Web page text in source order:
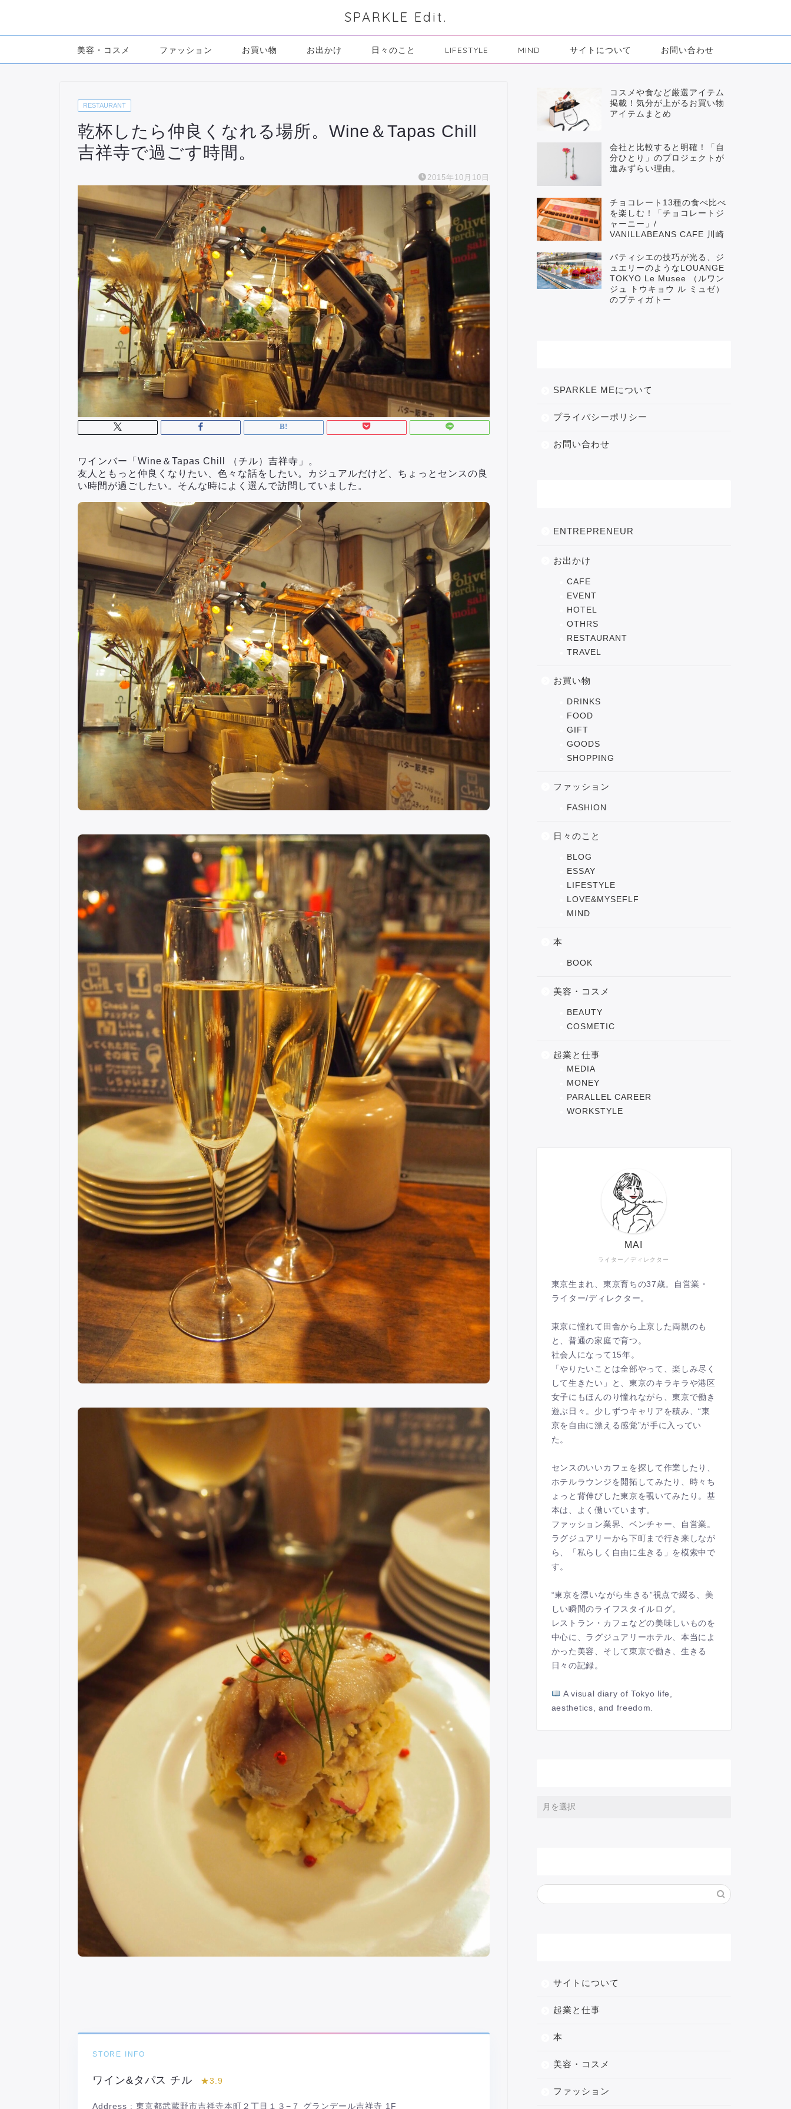
SPARKLE Edit.
美容・コスメ ファッション お買い物 お出かけ 日々のこと LIFESTYLE MIND サイトについて お問い合わせ
RESTAURANT
乾杯したら仲良くなれる場所。Wine＆Tapas Chill
吉祥寺で過ごす時間。
2015年10月10日
ワインバー「Wine＆Tapas Chill （チル）吉祥寺」。
友人ともっと仲良くなりたい、色々な話をしたい。カジュアルだけど、ちょっとセンスの良
い時間が過ごしたい。そんな時によく選んで訪問していました。
STORE INFO
ワイン&タパス チル ★3.9
Address : 東京都武蔵野市吉祥寺本町２丁目１３−７ グランデール吉祥寺 1F
コスメや食など厳選アイテム
掲載！気分が上がるお買い物
アイテムまとめ
会社と比較すると明確！「自
分ひとり」のプロジェクトが
進みずらい理由。
チョコレート13種の食べ比べ
を楽しむ！「チョコレートジ
ャーニー」/
VANILLABEANS CAFE 川崎
パティシエの技巧が光る、ジ
ュエリーのようなLOUANGE
TOKYO Le Musee （ルワン
ジュ トウキョウ ル ミュゼ）
のプティガトー
SPARKLE MEについて
プライバシーポリシー
お問い合わせ
ENTREPRENEUR
お出かけ
CAFE
EVENT
HOTEL
OTHRS
RESTAURANT
TRAVEL
お買い物
DRINKS
FOOD
GIFT
GOODS
SHOPPING
ファッション
FASHION
日々のこと
BLOG
ESSAY
LIFESTYLE
LOVE&MYSEFLF
MIND
本
BOOK
美容・コスメ
BEAUTY
COSMETIC
起業と仕事
MEDIA
MONEY
PARALLEL CAREER
WORKSTYLE
ライター／ディレクター
MAI
東京生まれ、東京育ちの37歳。自営業・
ライター/ディレクター。
東京に憧れて田舎から上京した両親のも
と、普通の家庭で育つ。
社会人になって15年。
「やりたいことは全部やって、楽しみ尽く
して生きたい」と、東京のキラキラや港区
女子にもほんのり憧れながら、東京で働き
遊ぶ日々。少しずつキャリアを積み、“東
京を自由に漂える感覚”が手に入ってい
た。
センスのいいカフェを探して作業したり、
ホテルラウンジを開拓してみたり、時々ち
ょっと背伸びした東京を覗いてみたり。基
本は、よく働いています。
ファッション業界、ベンチャー、自営業。
ラグジュアリーから下町まで行き来しなが
ら、「私らしく自由に生きる」を模索中で
す。
“東京を漂いながら生きる”視点で綴る、美
しい瞬間のライフスタイルログ。
レストラン・カフェなどの美味しいものを
中心に、ラグジュアリーホテル、本当によ
かった美容、そして東京で働き、生きる
日々の記録。
A visual diary of Tokyo life,
aesthetics, and freedom.
サイトについて
起業と仕事
本
美容・コスメ
ファッション